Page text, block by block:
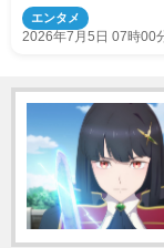
エンタメ
2026年7月5日 07時00